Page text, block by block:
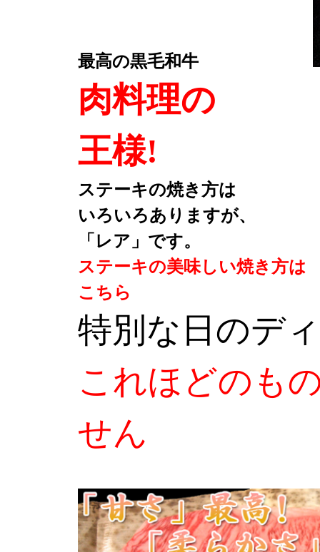
最高の黒毛和牛
肉料理の
王様!
ステーキの焼き方は
いろいろありますが、
「レア」です。
ステーキの美味しい焼き方は
こちら
特別な日のデ
これほどのも
せん